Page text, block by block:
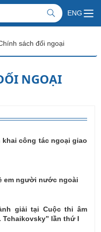
ENG
sách đối ngoại
NGOẠI
khai công tác ngoại giao
em người nước ngoài
giải tại Cuộc thi âm
Tchaikovsky” lần thứ I